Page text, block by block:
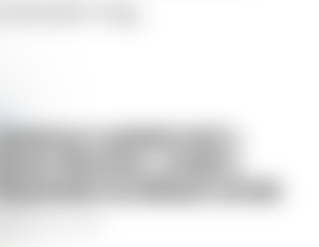
Hatalmas csalódás lett a